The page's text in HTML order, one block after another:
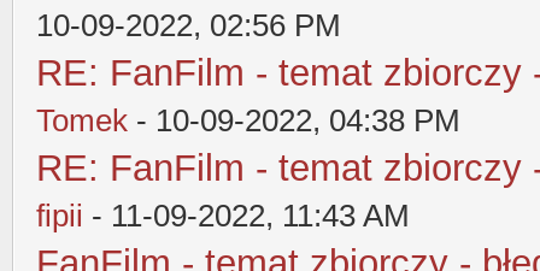
10-09-2022, 02:56 PM
RE: FanFilm - temat zbiorczy
Tomek - 10-09-2022, 04:38 PM
RE: FanFilm - temat zbiorczy
fipii - 11-09-2022, 11:43 AM